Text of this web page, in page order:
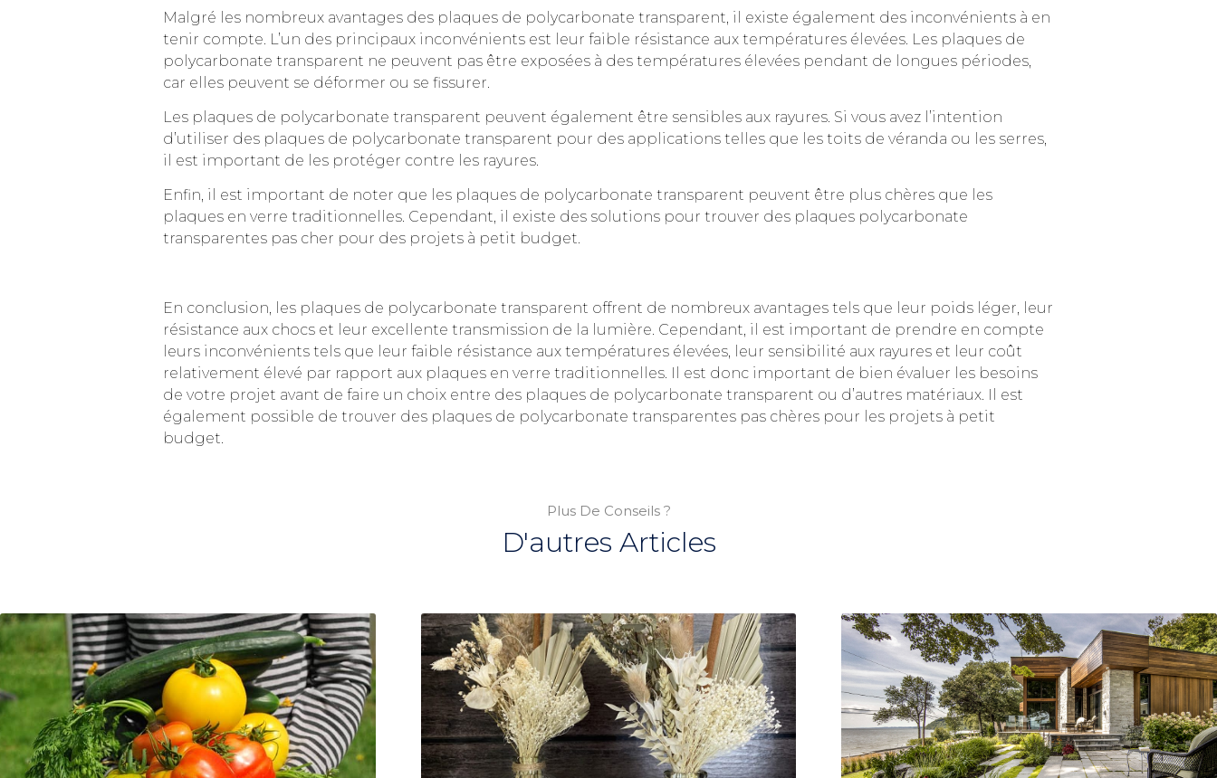
Malgré les nombreux avantages des plaques de polycarbonate transparent, il existe également des inconvénients à en
tenir compte. L’un des principaux inconvénients est leur faible résistance aux températures élevées. Les plaques de
polycarbonate transparent ne peuvent pas être exposées à des températures élevées pendant de longues périodes,
car elles peuvent se déformer ou se fissurer.
Les plaques de polycarbonate transparent peuvent également être sensibles aux rayures. Si vous avez l’intention
d’utiliser des plaques de polycarbonate transparent pour des applications telles que les toits de véranda ou les serres,
il est important de les protéger contre les rayures.
Enfin, il est important de noter que les plaques de polycarbonate transparent peuvent être plus chères que les
plaques en verre traditionnelles. Cependant, il existe des solutions pour trouver des plaques polycarbonate
transparentes pas cher pour des projets à petit budget.
En conclusion, les plaques de polycarbonate transparent offrent de nombreux avantages tels que leur poids léger, leur
résistance aux chocs et leur excellente transmission de la lumière. Cependant, il est important de prendre en compte
leurs inconvénients tels que leur faible résistance aux températures élevées, leur sensibilité aux rayures et leur coût
relativement élevé par rapport aux plaques en verre traditionnelles. Il est donc important de bien évaluer les besoins
de votre projet avant de faire un choix entre des plaques de polycarbonate transparent ou d’autres matériaux. Il est
également possible de trouver des plaques de polycarbonate transparentes pas chères pour les projets à petit
budget.
Plus De Conseils ?
D'autres Articles